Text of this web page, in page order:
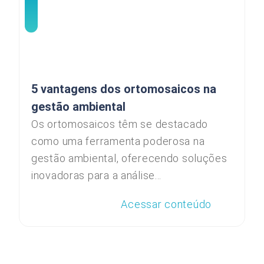
5 vantagens dos ortomosaicos na
gestão ambiental
Os ortomosaicos têm se destacado
como uma ferramenta poderosa na
gestão ambiental, oferecendo soluções
inovadoras para a análise...
Acessar conteúdo